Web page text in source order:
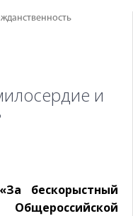
и
бескорыстный